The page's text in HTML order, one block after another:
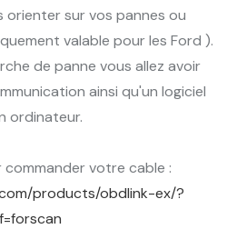
orienter sur vos pannes ou
valable pour les Ford ).
de panne vous allez avoir
ainsi qu'un logiciel
ordinateur.
commander votre cable :
products/obdlink-ex/?